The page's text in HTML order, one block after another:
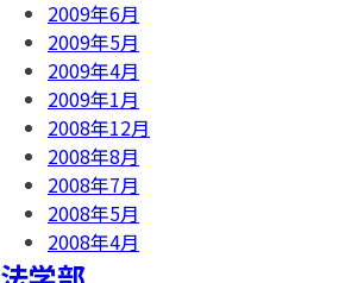
2009年6月
2009年5月
2009年4月
2009年1月
2008年12月
2008年8月
2008年7月
2008年5月
2008年4月